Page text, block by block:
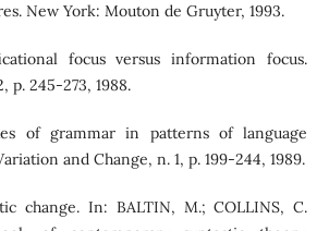
New York: Mouton de Gruyter, 1993.
focus versus information focus.
p. 245-273, 1988.
of grammar in patterns of language
and Change, n. 1, p. 199-244, 1989.
change. In: BALTIN, M.; COLLINS, C.